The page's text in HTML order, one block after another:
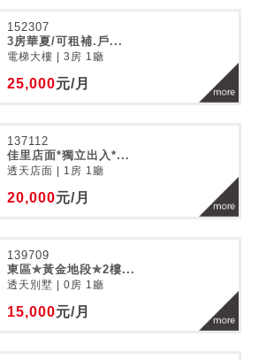
152307
3房華夏/可租補.戶...
電梯大樓 | 3房 1廳
25,000元/月
137112
佳里店面*獨立出入*...
透天店面 | 1房 1廳
20,000元/月
139709
東區✯黃金地段✯2樓...
透天別墅 | 0房 1廳
15,000元/月